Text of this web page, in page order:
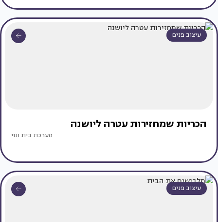
עיצוב פנים
הכריות שמחזירות עטרה ליושנה
מערכת בית ונוי
עיצוב פנים